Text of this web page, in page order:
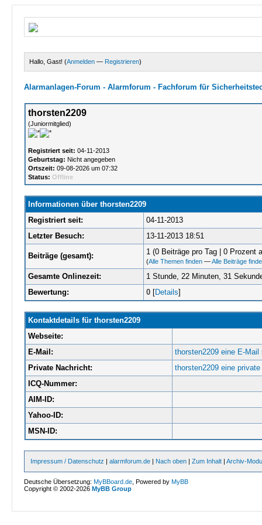
Hallo, Gast! (Anmelden — Registrieren)
Alarmanlagen-Forum - Alarmforum - Fachforum für
thorsten2209
(Juniormitglied)
Registriert seit: 04-11-2013
Geburtstag: Nicht angegeben
Ortszeit: 09-08-2026 um 07:32
Status: Offline
Informationen über thorsten2209
Registriert seit:
04-11-2013
Letzter Besuch:
13-11-2013 18:51
Beiträge (gesamt): 1 (0 Beiträge pro Tag | 0 Prozent
(Alle Themen finden—Alle Beiträge
Gesamte Onlinezeit:
1 Stunde, 22 Minuten, 31
Bewertung:
0[Details]
Kontaktdetails für thorsten2209
Webseite:
E-Mail:
thorsten2209 eine E-Mail
Private Nachricht:
thorsten2209 eine
ICQ-Nummer:
AIM-ID:
Yahoo-ID:
MSN-ID:
Impressum / Datenschutz |alarmforum.de | Nach oben |Zum Inhalt |Archiv-
Deutsche Übersetzung:MyBBoard.de , Powered byMyBB
Copyright © 2002-2026MyBB Group